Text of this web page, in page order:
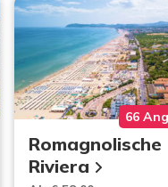
66
Romagnolische
Riviera